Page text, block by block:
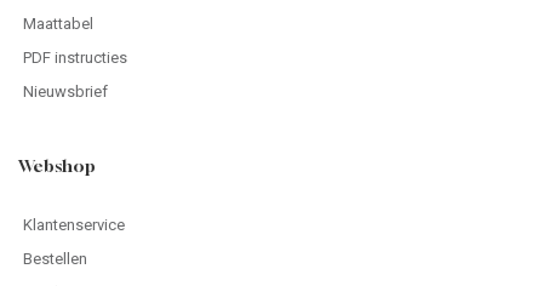
Maattabel
PDF instructies
Nieuwsbrief
Webshop
Klantenservice
Bestellen